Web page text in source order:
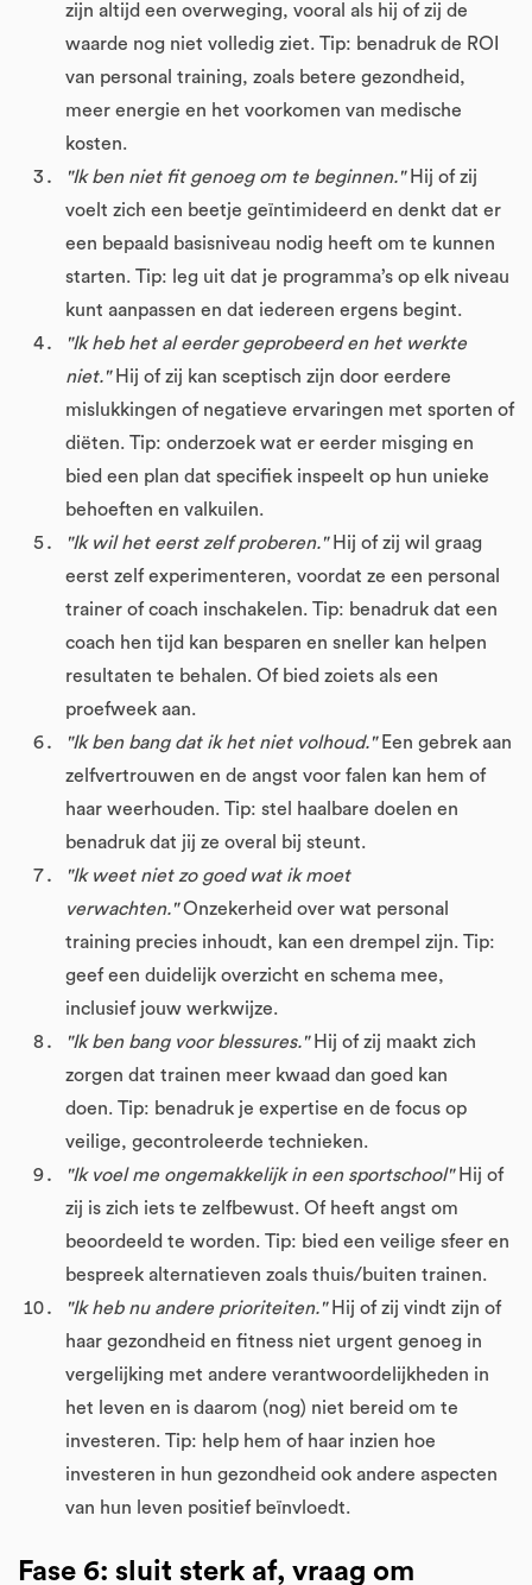
zijn altijd een overweging, vooral als hij of zij de
waarde nog niet volledig ziet. Tip: benadruk de ROI
van personal training, zoals betere gezondheid,
meer energie en het voorkomen van medische
kosten.
"Ik ben niet fit genoeg om te beginnen." Hij of zij
voelt zich een beetje geïntimideerd en denkt dat er
een bepaald basisniveau nodig heeft om te kunnen
starten. Tip: leg uit dat je programma’s op elk niveau
kunt aanpassen en dat iedereen ergens begint.
"Ik heb het al eerder geprobeerd en het werkte
niet."Hij of zij kan sceptisch zijn door eerdere
mislukkingen of negatieve ervaringen met sporten of
diëten. Tip: onderzoek wat er eerder misging en
bied een plan dat specifiek inspeelt op hun unieke
behoeften en valkuilen.
"Ik wil het eerst zelf proberen." Hij of zij wil graag
eerst zelf experimenteren, voordat ze een personal
trainer of coach inschakelen. Tip: benadruk dat een
coach hen tijd kan besparen en sneller kan helpen
resultaten te behalen. Of bied zoiets als een
proefweek aan.
"Ik ben bang dat ik het niet volhoud."Een gebrek aan
zelfvertrouwen en de angst voor falen kan hem of
haar weerhouden. Tip: stel haalbare doelen en
benadruk dat jij ze overal bij steunt.
"Ik weet niet zo goed wat ik moet
verwachten."Onzekerheid over wat personal
training precies inhoudt, kan een drempel zijn. Tip:
geef een duidelijk overzicht en schema mee,
inclusief jouw werkwijze.
"Ik ben bang voor blessures." Hij of zij maakt zich
zorgen dat trainen meer kwaad dan goed kan
doen. Tip: benadruk je expertise en de focus op
veilige, gecontroleerde technieken.
"Ik voel me ongemakkelijk in een sportschool" Hij of
zij is zich iets te zelfbewust. Of heeft angst om
beoordeeld te worden. Tip: bied een veilige sfeer en
bespreek alternatieven zoals thuis/buiten trainen.
"Ik heb nu andere prioriteiten."Hij of zij vindt zijn of
haar gezondheid en fitness niet urgent genoeg in
vergelijking met andere verantwoordelijkheden in
het leven en is daarom (nog) niet bereid om te
investeren. Tip: help hem of haar inzien hoe
investeren in hun gezondheid ook andere aspecten
van hun leven positief beïnvloedt.
Fase 6: sluit sterk af, vraag om